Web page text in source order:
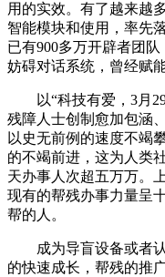
用的实效。有了越来越
智能模块和使用，率先
已有900多万开辟者团
妨碍对话系统，曾经赋
以“科技有爱，3月29
残障人士创制愈加包涵
以史无前例的速度不竭
的不竭前进，这为人类
天办事人次超五万万。
现有的帮残办事力量呈
帮的人。
成为导盲设备或者认
的快速成长，帮残的推